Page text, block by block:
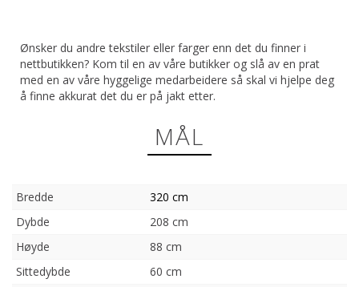
Ønsker du andre tekstiler eller farger enn det du finner i
nettbutikken? Kom til en av våre butikker og slå av en prat
med en av våre hyggelige medarbeidere så skal vi hjelpe deg
å finne akkurat det du er på jakt etter.
MÅL
Bredde
320 cm
Dybde
208 cm
Høyde
88 cm
Sittedybde
60 cm